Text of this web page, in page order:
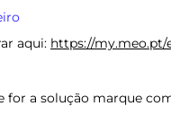
aqui: https://my.meo.pt/
for a solução marque